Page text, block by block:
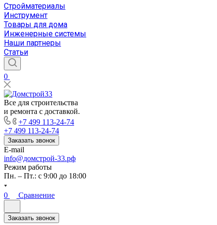
Стройматериалы
Инструмент
Товары для дома
Инженерные системы
Наши партнеры
Статьи
0
Все для строительства
и ремонта с доставкой.
+7 499 113-24-74
+7 499 113-24-74
Заказать звонок
E-mail
info@домстрой-33.рф
Режим работы
Пн. – Пт.: с 9:00 до 18:00
0 Сравнение
Заказать звонок